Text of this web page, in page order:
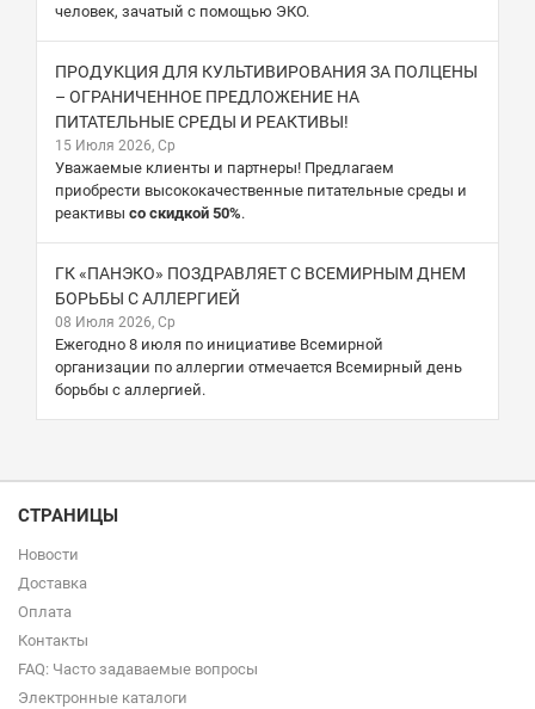
человек, зачатый с помощью ЭКО.
ПРОДУКЦИЯ ДЛЯ КУЛЬТИВИРОВАНИЯ ЗА ПОЛЦЕНЫ
– ОГРАНИЧЕННОЕ ПРЕДЛОЖЕНИЕ НА
ПИТАТЕЛЬНЫЕ СРЕДЫ И РЕАКТИВЫ!
15 Июля 2026, Ср
Уважаемые клиенты и партнеры! Предлагаем
приобрести высококачественные питательные среды и
реактивы со скидкой 50%.
ГК «ПАНЭКО» ПОЗДРАВЛЯЕТ С ВСЕМИРНЫМ ДНЕМ
БОРЬБЫ С АЛЛЕРГИЕЙ
08 Июля 2026, Ср
Ежегодно 8 июля по инициативе Всемирной
организации по аллергии отмечается Всемирный день
борьбы с аллергией.
СТРАНИЦЫ
Новости
Доставка
Оплата
Контакты
FAQ: Часто задаваемые вопросы
Электронные каталоги